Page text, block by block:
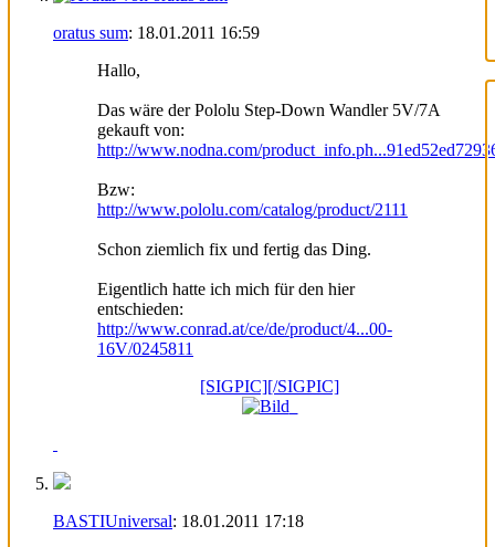
oratus sum: 18.01.2011 16:59
Hallo,
Das wäre der Pololu Step-Down Wandler 5V/7A
gekauft von:
http://www.nodna.com/
Bzw:
http://www.pololu.com/catalog/product/2111
Schon ziemlich fix und fertig das Ding.
Eigentlich hatte ich mich für den hier
entschieden:
http://www.conrad.at/ce/de/product/4...00-
16V/0245811
[SIGPIC][/SIGPIC]
BASTIUniversal: 18.01.2011 17:18